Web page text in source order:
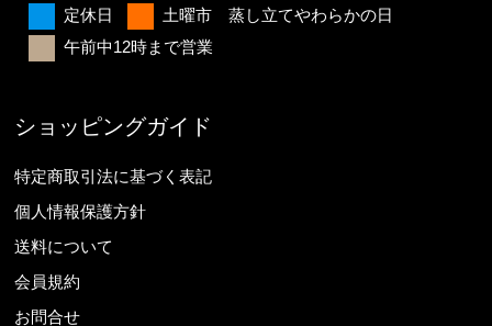
定休日
土曜市 蒸し立てやわらかの日
午前中12時まで営業
ショッピングガイド
特定商取引法に基づく表記
個人情報保護方針
送料について
会員規約
お問合せ